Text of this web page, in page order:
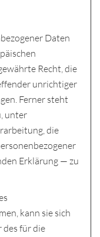
Daten
Recht, die
unrichtiger
Ferner steht
unter
die
Erklärung — zu
kann sie sich
für die